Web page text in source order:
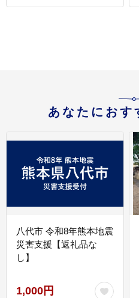
あなたにおす
八代市 令和8年熊本地震
災害支援【返礼品な
し】
1,000円